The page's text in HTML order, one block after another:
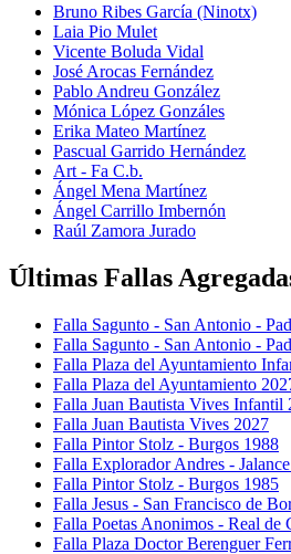
Bruno Ribes García (Ninotx)
Laia Pio Mulet
Vicente Boluda Vidal
José Arocas Fernández
Pablo Andreu González
Mónica López Gonzáles
Erika Mateo Martínez
Pascual Garrido Hernández
Art - Fa C.b.
Ángel Mena Martínez
Ángel Carrillo Imbernón
Raúl Zamora Jurado
Últimas Fallas
Falla Sagunto - San Antonio -
Falla Sagunto - San Antonio -
Falla Plaza del Ayuntamiento
Falla Plaza del Ayuntamiento
Falla Juan Bautista Vives Infantil
Falla Juan Bautista Vives 2027
Falla Pintor Stolz - Burgos 1988
Falla Explorador Andres -
Falla Pintor Stolz - Burgos 1985
Falla Jesus - San Francisco de
Falla Poetas Anonimos - Real de
Falla Plaza Doctor Berenguer